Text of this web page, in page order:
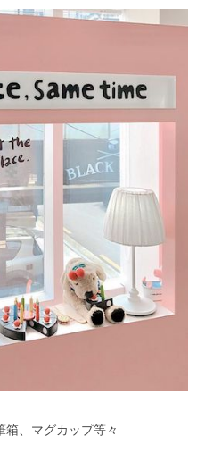
、マグカップ等々